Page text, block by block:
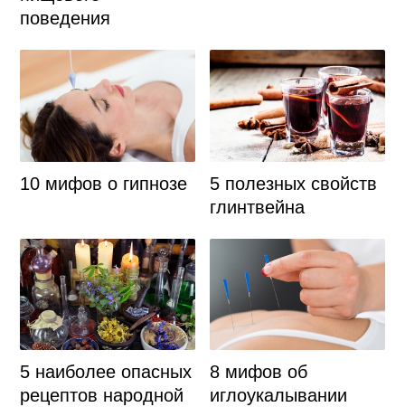
поведения
10 мифов о гипнозе
5 полезных свойств
глинтвейна
5 наиболее опасных
рецептов народной
8 мифов об
иглоукалывании